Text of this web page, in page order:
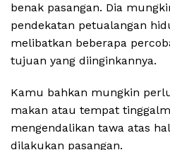
benak pasangan. Dia
pendekatan petualangan
melibatkan beberapa
tujuan yang diinginkannya.
Kamu bahkan mungkin
makan atau tempat
mengendalikan tawa atas
dilakukan pasangan.